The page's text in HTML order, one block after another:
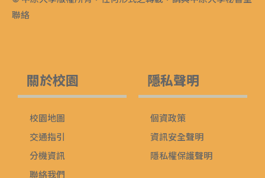
聯絡
關於校園
校園地圖
交通指引
分機資訊
聯絡我們
隱私聲明
個資政策
資訊安全聲明
隱私權保護聲明